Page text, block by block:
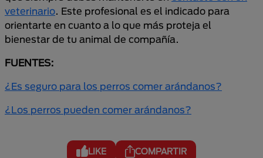
veterinario. Este profesional es el indicado para
orientarte en cuanto a lo que más proteja el
bienestar de tu animal de compañía.
FUENTES:
¿Es seguro para los perros comer arándanos?
¿Los perros pueden comer arándanos?
LIKE COMPARTIR